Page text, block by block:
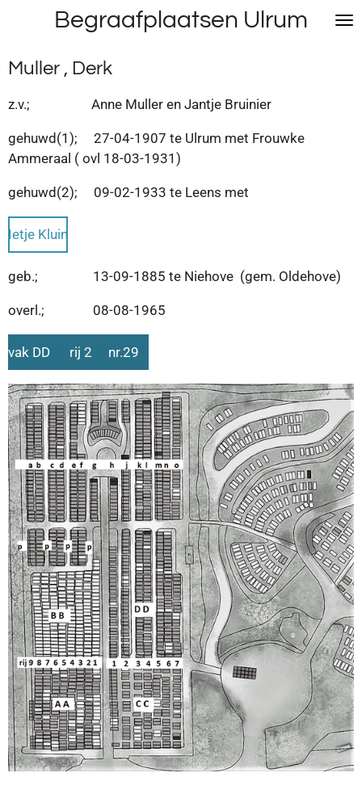
naar
de
hoofdinhoud
Begraafplaatsen Ulrum
Muller , Derk
z.v.; Anne Muller en Jantje Bruinier
gehuwd(1); 27-04-1907 te Ulrum met Frouwke
Ammeraal ( ovl 18-03-1931)
gehuwd(2); 09-02-1933 te Leens met
Ietje Kluin
geb.; 13-09-1885 te Niehove (gem. Oldehove)
overl.; 08-08-1965
vak DD rij 2 nr.29